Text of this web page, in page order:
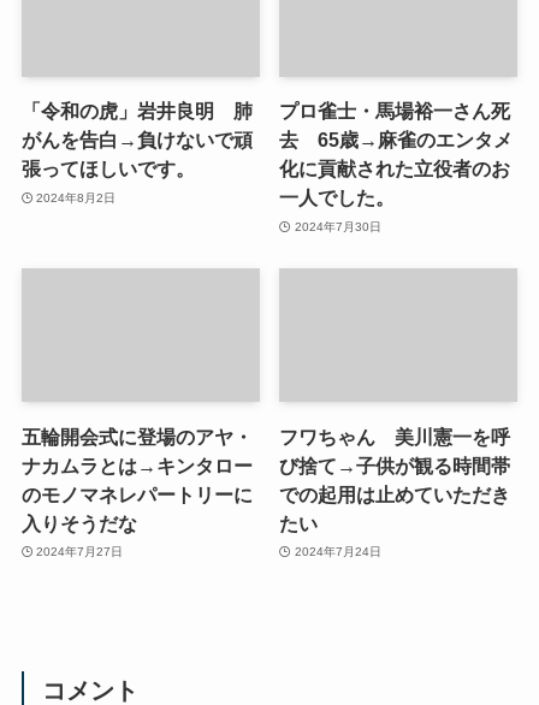
「令和の虎」岩井良明 肺
がんを告白→負けないで頑
張ってほしいです。
2024年8月2日
プロ雀士・馬場裕一さん死
去 65歳→麻雀のエンタメ
化に貢献された立役者のお
一人でした。
2024年7月30日
五輪開会式に登場のアヤ・
ナカムラとは→キンタロー
のモノマネレパートリーに
入りそうだな
2024年7月27日
フワちゃん 美川憲一を呼
び捨て→子供が観る時間帯
での起用は止めていただき
たい
2024年7月24日
コメント